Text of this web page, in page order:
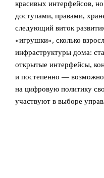
красивых интерфейсов,
доступами, правами,
следующий виток
«игрушки», сколько
инфраструктуры дома:
открытые интерфейсы,
и постепенно —
на цифровую политику
участвуют в выборе